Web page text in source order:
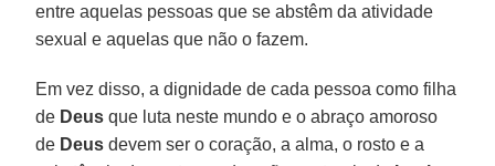
entre aquelas pessoas que se abstêm da atividade
sexual e aquelas que não o fazem.
Em vez disso, a dignidade de cada pessoa como filha
de Deus que luta neste mundo e o abraço amoroso
de Deus devem ser o coração, a alma, o rosto e a